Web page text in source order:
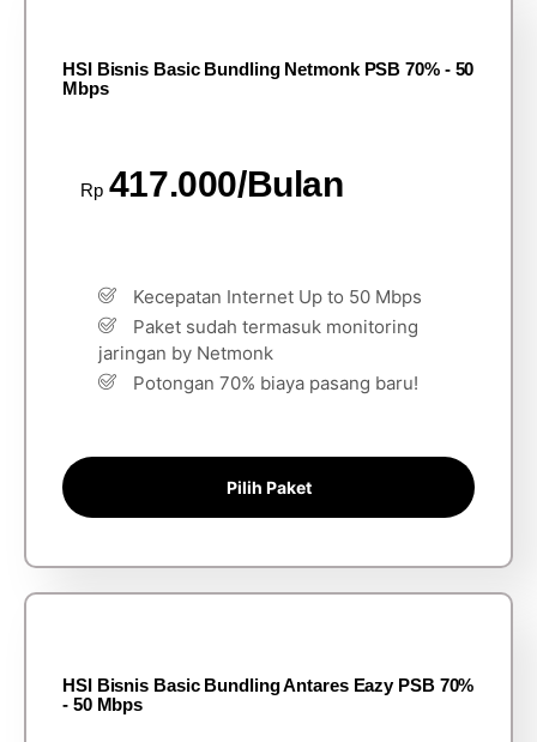
HSI Bisnis Basic Bundling Netmonk PSB 70% - 50
Mbps
Rp 417.000/Bulan
Kecepatan Internet Up to 50 Mbps
Paket sudah termasuk monitoring
jaringan by Netmonk
Potongan 70% biaya pasang baru!
Pilih Paket
HSI Bisnis Basic Bundling Antares Eazy PSB 70%
- 50 Mbps